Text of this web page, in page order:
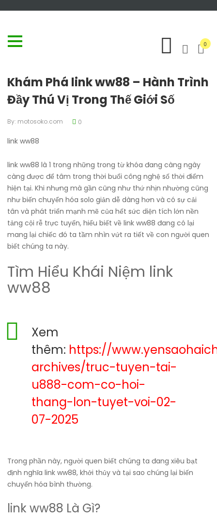
0
Khám Phá link ww88 – Hành Trình
Đầy Thú Vị Trong Thế Giới Số
By: motosoko.com 0
link ww88
link ww88 là 1 trong những trong từ khóa đang càng ngày
càng được để tâm trong thời buổi công nghệ số thời điểm
hiện tại. Khi nhưng mà gần cũng như thứ nhịn nhường cũng
như biến chuyển hóa solo giản dễ dàng hơn và có sự cải
tân và phát triển mạnh mẽ của hết sức diện tích lớn nền
tảng cội rễ trực tuyến, hiểu biết về link ww88 đang có lại
mang lại chiếc đó ta tầm nhìn vứt ra tiết về con người quen
biết chúng ta này.
Tìm Hiểu Khái Niệm link
ww88
Xem
thêm: https://
archives/truc-tuyen-tai-
u888-com-co-hoi-
thang-lon-tuyet-voi-02-
07-2025
Trong phần này, người quen biết chúng ta đang xiêu bạt
định nghĩa link ww88, khởi thủy và tại sao chúng lại biến
chuyển hóa bình thường.
link ww88 Là Gì?